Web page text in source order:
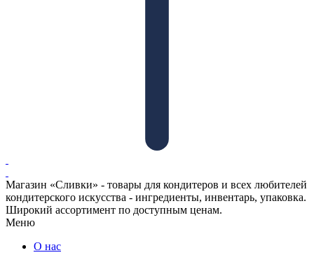
Магазин «Сливки» - товары для кондитеров и всех любителей
кондитерского искусства - ингредиенты, инвентарь, упаковка.
Широкий ассортимент по доступным ценам.
Меню
О нас